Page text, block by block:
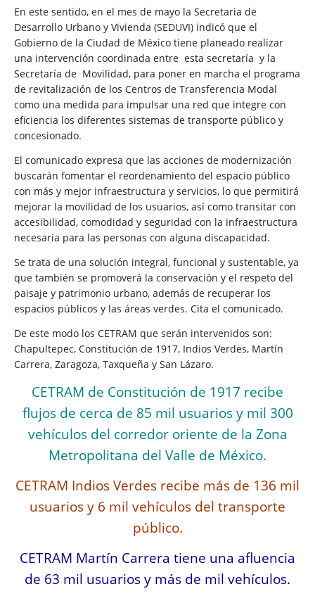
En este sentido, en el mes de mayo la Secretaria de
Desarrollo Urbano y Vivienda (SEDUVI) indicó que el
Gobierno de la Ciudad de México tiene planeado realizar
una intervención coordinada entre esta secretaría y la
Secretaría de Movilidad, para poner en marcha el programa
de revitalización de los Centros de Transferencia Modal
como una medida para impulsar una red que integre con
eficiencia los diferentes sistemas de transporte público y
concesionado.
El comunicado expresa que las acciones de modernización
buscarán fomentar el reordenamiento del espacio público
con más y mejor infraestructura y servicios, lo que permitirá
mejorar la movilidad de los usuarios, así como transitar con
accesibilidad, comodidad y seguridad con la infraestructura
necesaria para las personas con alguna discapacidad.
Se trata de una solución integral, funcional y sustentable, ya
que también se promoverá la conservación y el respeto del
paisaje y patrimonio urbano, además de recuperar los
espacios públicos y las áreas verdes. Cita el comunicado.
De este modo los CETRAM que serán intervenidos son:
Chapultepec, Constitución de 1917, Indios Verdes, Martín
Carrera, Zaragoza, Taxqueña y San Lázaro.
CETRAM de Constitución de 1917 recibe
flujos de cerca de 85 mil usuarios y mil 300
vehículos del corredor oriente de la Zona
Metropolitana del Valle de México.
CETRAM Indios Verdes recibe más de 136 mil
usuarios y 6 mil vehículos del transporte
público.
CETRAM Martín Carrera tiene una afluencia
de 63 mil usuarios y más de mil vehículos.